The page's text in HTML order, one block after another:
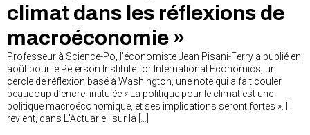
climat dans les réflexions de
macroéconomie »
Professeur à Science-Po, l’économiste Jean Pisani-Ferry a publié en
août pour le Peterson Institute for International Economics, un
cercle de réflexion basé à Washington, une note qui a fait couler
beaucoup d’encre, intitulée « La politique pour le climat est une
politique macroéconomique, et ses implications seront fortes ». Il
revient, dans L’Actuariel, sur la […]